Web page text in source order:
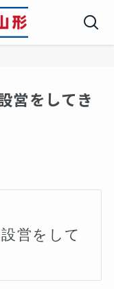
営をしてき
営をして